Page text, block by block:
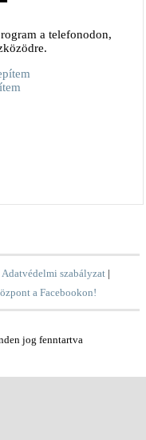
a telefonodon,
Adatvédelmi szabályzat |
a Facebookon!
jog fenntartva